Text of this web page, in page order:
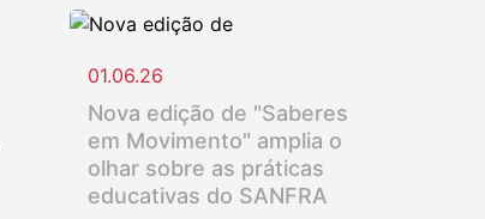
01.06.26
Nova edição de "Saberes
em Movimento" amplia o
olhar sobre as práticas
educativas do SANFRA